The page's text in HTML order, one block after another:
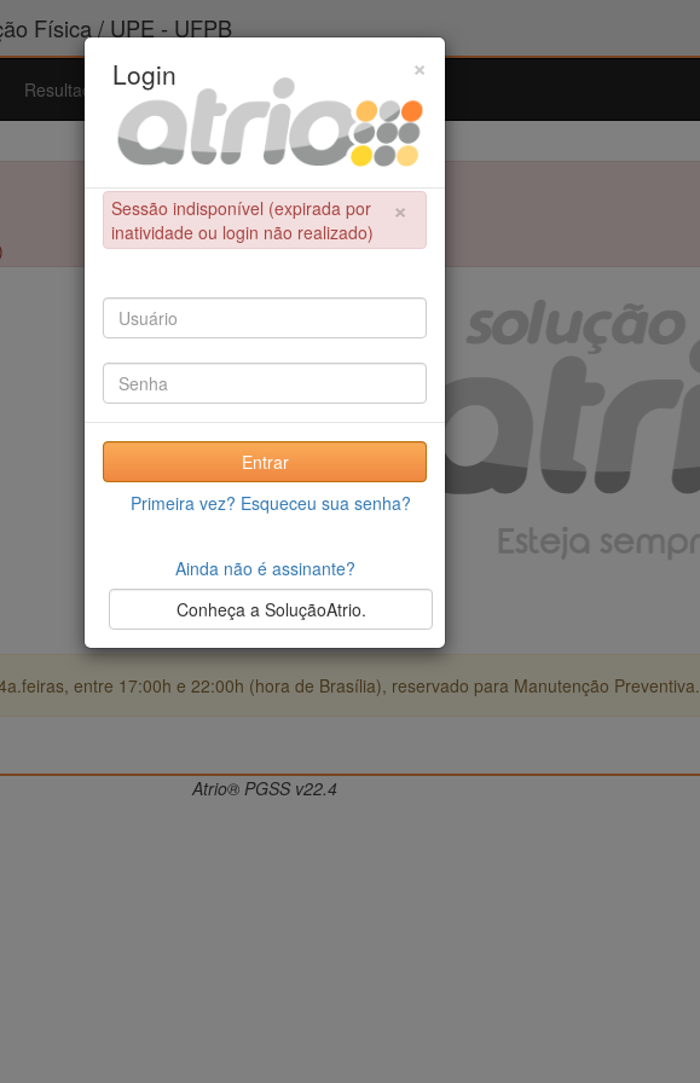
Física / UPE - UFPB
Resultados Admissão Ferramentas
entre 17:00h e 22:00h (hora de Brasília), reservado para Manutenção Preventiva.
×
Login
×
Sessão indisponível (expirada por
inatividade ou login não realizado)
Entrar
Primeira vez? Esqueceu sua senha?
Ainda não é assinante?
Conheça a SoluçãoAtrio.
Atrio® PGSS v22.4